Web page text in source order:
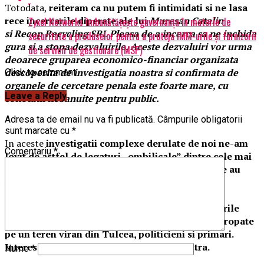
Totodata, reiteram ca nu putem fi intimidati si ne lasa
rece incercarile diperate ale luiMuresan Catalin
si Recop Recycling SRL Pleasa de a incerca sa ne inchida
gura si a stopa dezvaluirile. Aceste dezvaluiri vor urma
deoarece gruparea economico-financiar organizata
descoperita de investigatia noastra si confirmata de
organele de cercetare penala este foarte mare, cu
conotatii nebanuite pentru public.
In acesteinvestigatii complexe derulate de noi ne-am
lovit de astfel de legaturi „ombilicale” dintre cele mai
pestrite si ciudate, ciudate ca astfel de personaje au
personaje celebre care s-au facut ca nu vad leșurile
oilor de pe vasul scufundat la Midia – găsite îngropate
pe un teren viran din Tulcea, politicieni si primari.
Interesant ce curs a luat investigatia noastra.
Zyxel Networks îmbunătățește guvernanța în materie de
securitate a produselor pentru a proteja IMM-urile și furnizorii
de servicii de gestionare (MSP)
Click to comment
Leave a Reply
Adresa ta de email nu va fi publicată. Câmpurile obligatorii
sunt marcate cu *
Comentariu*
Nume*